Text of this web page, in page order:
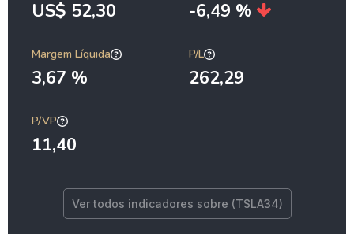
US$ 52,30 -6,49 %
Margem Líquida
3,67 %
P/L
262,29
P/VP
11,40
Ver todos indicadores sobre (TSLA34)